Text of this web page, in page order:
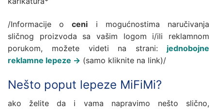
/Informacije oceni i mogućnostima naručivanja
sličnog proizvoda sa vašim logom i/ili reklamnom
porukom, možete videti na strani: jednobojne
reklamne lepeze → (samo kliknite na link)/
Nešto poput lepeze MiFiMi?
ako želite da i vama napravimo nešto slično,